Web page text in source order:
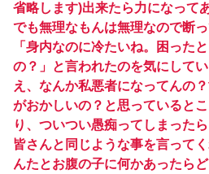
省略します)出来たら力になって
でも無理なもんは無理なので断
「身内なのに冷たいね。困った
の？」と言われたのを気にして
え、なんか私悪者になってんの
がおかしいの？と思っていると
り、ついつい愚痴ってしまったら
皆さんと同じような事を言って
んたとお腹の子に何かあったら